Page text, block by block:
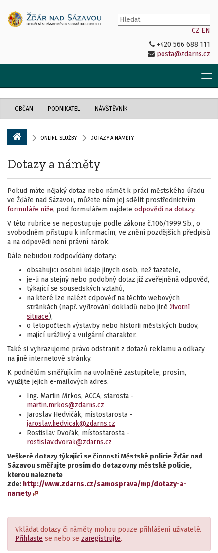
CZ EN
+420 566 688 111
posta@zdarns.cz
OBČAN PODNIKATEL NÁVŠTĚVNÍK
ONLINE SLUŽBY DOTAZY A NÁMĚTY
Dotazy a náměty
Pokud máte nějaký dotaz nebo námět k práci městského úřadu
ve Žďáře nad Sázavou, můžete nám jej sdělit prostřednictvím
formuláře níže, pod formulářem najdete odpovědi na dotazy.
V této rubrice se nepostupuje podle zákona č.106/1999 Sb., o
svobodném přístupu k informacím, ve znění pozdějších předpisů
a na odpovědi není právní nárok.
Dále nebudou zodpovídány dotazy:
obsahující osobní údaje jiných osob, než tazatele,
je-li na stejný nebo podobný dotaz již zveřejněná odpověď,
týkající se sousedských vztahů,
na které lze nalézt odpověď na těchto webových
stránkách (např. vyřizování dokladů nebo jiné životní
situace),
o letopočtech výstavby nebo historii městských budov,
mající urážlivý a vulgární charakter.
Také si vyhrazujeme právo odstranit z dotazů reklamu a odkazy
na jiné internetové stránky.
K podnětům směřujícím na uvolněné zastupitele, prosím,
využijte jejich e-mailových adres:
Ing. Martin Mrkos, ACCA, starosta -
martin.mrkos@zdarns.cz
Jaroslav Hedvičák, místostarosta -
jaroslav.hedvicak@zdarns.cz
Rostislav Dvořák, místostarosta -
rostislav.dvorak@zdarns.cz
Veškeré dotazy týkající se činnosti Městské policie Žďár nad
Sázavou směřujte prosím do dotazovny městské policie,
kterou naleznete
zde: http://www.zdarns.cz/samosprava/mp/dotazy-a-
namety
Vkládat dotazy či náměty mohou pouze přihlášení uživatelé.
Přihlaste se nebo se zaregistrujte.